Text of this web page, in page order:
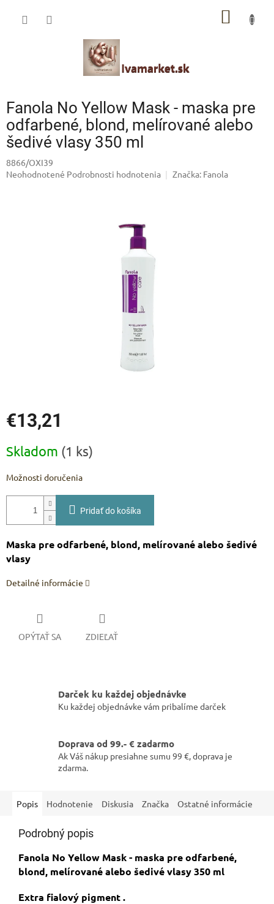
Fanola No Yellow Mask - maska pre
odfarbené, blond, melírované alebo
šedivé vlasy 350 ml
8866/OXI39
Priemerné
Neohodnotené Podrobnosti hodnotenia Značka: Fanola
€13,21
cena:
Skladom (1 ks)
Možnosti doručenia
Pridať do košíka
Maska pre odfarbené, blond, melírované alebo šedivé
vlasy
Detailné informácie
OPÝTAŤ SA ZDIEĽAŤ
Darček ku každej objednávke
Ku každej objednávke vám pribalíme darček
Doprava od 99.- € zadarmo
Ak Váš nákup presiahne sumu 99 €, doprava je
zdarma.
Popis Hodnotenie Diskusia Značka Ostatné informácie
Podrobný popis
Fanola No Yellow Mask - maska pre odfarbené,
blond, melírované alebo šedivé vlasy 350 ml
Extra fialový pigment .
IVAMARKET poradca